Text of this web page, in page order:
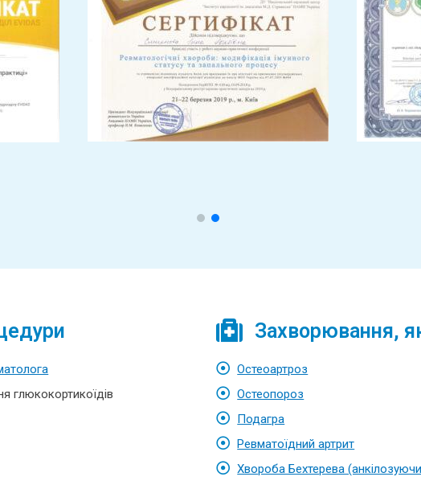
глюкокортикоїдів
Захворювання,
Остеоартроз
Остеопороз
Подагра
Ревматоїдний артрит
Хвороба Бехтерева